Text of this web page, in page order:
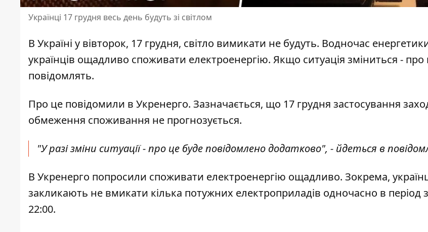
Українці 17 грудня весь день будуть зі світлом
В Україні у вівторок, 17 грудня, світло вимикати не будуть. Водночас
українців ощадливо споживати електроенергію. Якщо ситуація зміниться - про
повідомлять.
Про це повідомили в Укренерго. Зазначається, що 17 грудня застосування
обмеження споживання не прогнозується.
"У разі зміни ситуації - про це буде повідомлено додатково", - йдеться в
В Укренерго попросили споживати електроенергію ощадливо. Зокрема,
закликають не вмикати кілька потужних електроприладів одночасно в період
22:00.